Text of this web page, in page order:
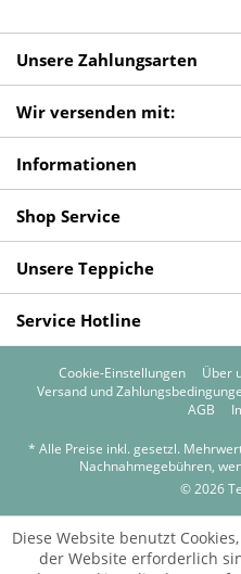
Unsere Zahlungsarten
Wir versenden mit:
Informationen
Shop Service
Unsere Teppiche
Service Hotline
Cookie-Einstellungen Über
Versand und
AGB
* Alle Preise inkl. gesetzl.
Nachnahmegebühren,
© 2026
Diese Website benutzt
der Website erforderlich